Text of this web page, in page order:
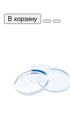
В корзину